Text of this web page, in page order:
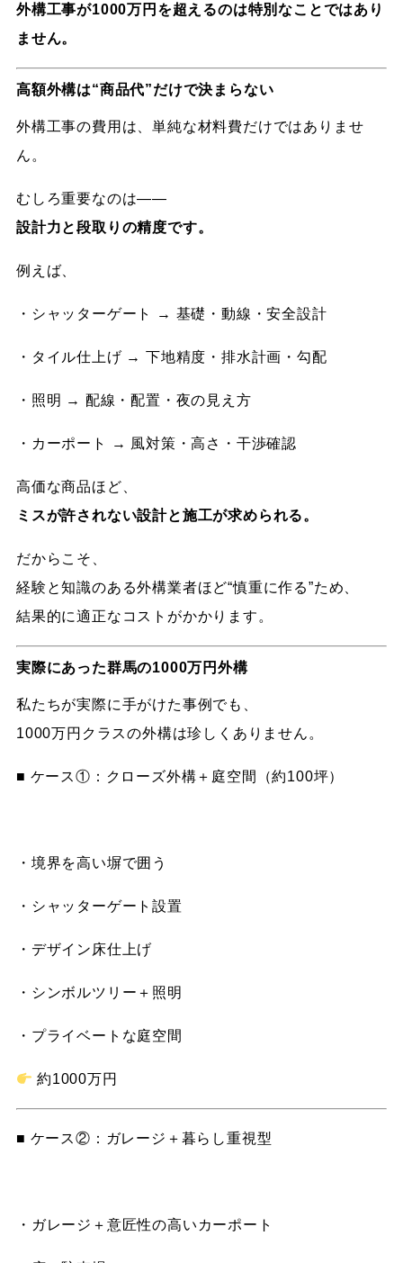
外構工事が1000万円を超えるのは特別なことではあり
ません。
高額外構は“商品代”だけで決まらない
外構工事の費用は、単純な材料費だけではありませ
ん。
むしろ重要なのは——
設計力と段取りの精度です。
例えば、
・シャッターゲート → 基礎・動線・安全設計
・タイル仕上げ → 下地精度・排水計画・勾配
・照明 → 配線・配置・夜の見え方
・カーポート → 風対策・高さ・干渉確認
高価な商品ほど、
ミスが許されない設計と施工が求められる。
だからこそ、
経験と知識のある外構業者ほど“慎重に作る”ため、
結果的に適正なコストがかかります。
実際にあった群馬の1000万円外構
私たちが実際に手がけた事例でも、
1000万円クラスの外構は珍しくありません。
■ ケース①：クローズ外構＋庭空間（約100坪）
・境界を高い塀で囲う
・シャッターゲート設置
・デザイン床仕上げ
・シンボルツリー＋照明
・プライベートな庭空間
約1000万円
■ ケース②：ガレージ＋暮らし重視型
・ガレージ＋意匠性の高いカーポート